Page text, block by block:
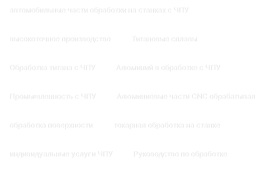
автомобильные части обработки на станках с ЧПУ
высокоточное производство Титановые сплавы
Обработка титана с ЧПУ Алюминий в обработке с ЧПУ
Промышленность с ЧПУ Алюминиевые части CNC обрабатывая
обработка поверхности токарная обработка на станке
индивидуальные услуги ЧПУ Руководство по обработке